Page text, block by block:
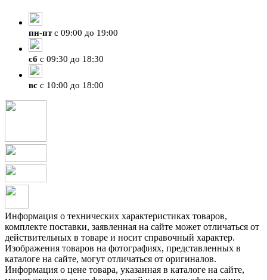
пн-птс 09:00 до 19:00
сб с 09:30 до 18:30
вс с 10:00 до 18:00
Информация о технических характеристиках товаров,
комплекте поставки, заявленная на сайте может отличаться от
действительных в товаре и носит справочный характер.
Изображения товаров на фотографиях, представленных в
каталоге на сайте, могут отличаться от оригиналов.
Информация о цене товара, указанная в каталоге на сайте,